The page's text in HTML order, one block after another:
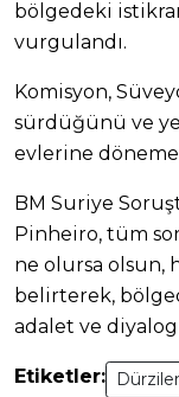
bölgedeki
vurgulandı.
Komisyon,
sürdüğünü ve
evlerine
BM Suriye
Pinheiro, tüm
ne olursa olsun,
belirterek,
adalet ve
Etiketler: Dürziler